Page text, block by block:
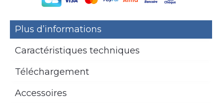
Plus d’informations
Caractéristiques techniques
Téléchargement
Accessoires